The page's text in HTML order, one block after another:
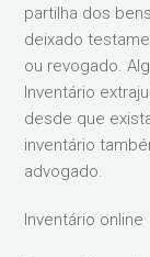
partilha dos
deixado
ou revogado.
Inventário
desde que
inventário
advogado.
Inventário online